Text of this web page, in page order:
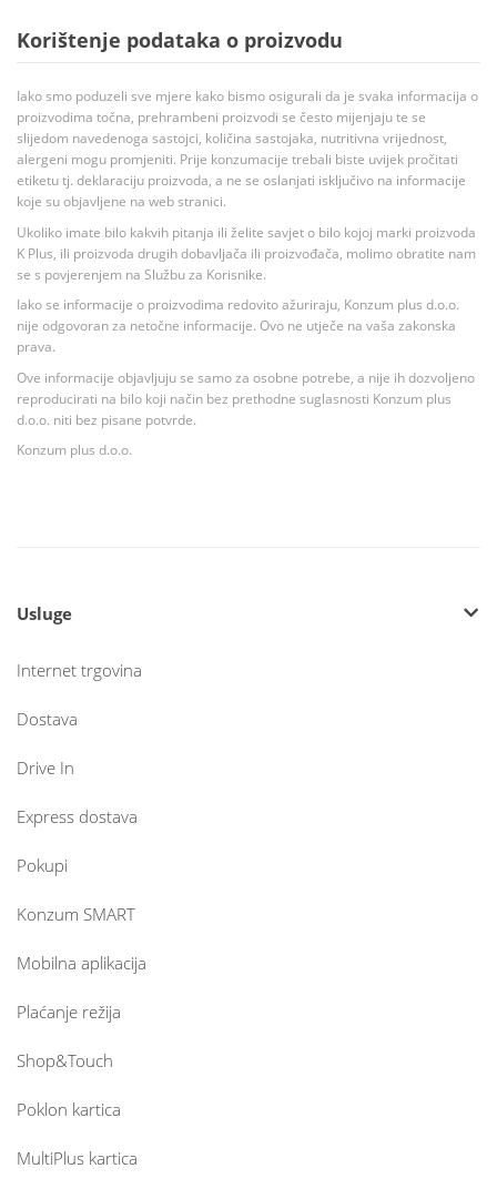
Korištenje podataka o proizvodu
Iako smo poduzeli sve mjere kako bismo osigurali da je svaka informacija o
proizvodima točna, prehrambeni proizvodi se često mijenjaju te se
slijedom navedenoga sastojci, količina sastojaka, nutritivna vrijednost,
alergeni mogu promjeniti. Prije konzumacije trebali biste uvijek pročitati
etiketu tj. deklaraciju proizvoda, a ne se oslanjati isključivo na informacije
koje su objavljene na web stranici.
Ukoliko imate bilo kakvih pitanja ili želite savjet o bilo kojoj marki proizvoda
K Plus, ili proizvoda drugih dobavljača ili proizvođača, molimo obratite nam
se s povjerenjem na Službu za Korisnike.
Iako se informacije o proizvodima redovito ažuriraju, Konzum plus d.o.o.
nije odgovoran za netočne informacije. Ovo ne utječe na vaša zakonska
prava.
Ove informacije objavljuju se samo za osobne potrebe, a nije ih dozvoljeno
reproducirati na bilo koji način bez prethodne suglasnosti Konzum plus
d.o.o. niti bez pisane potvrde.
Konzum plus d.o.o.
Usluge
Internet trgovina
Dostava
Drive In
Express dostava
Pokupi
Konzum SMART
Mobilna aplikacija
Plaćanje režija
Shop&Touch
Poklon kartica
MultiPlus kartica